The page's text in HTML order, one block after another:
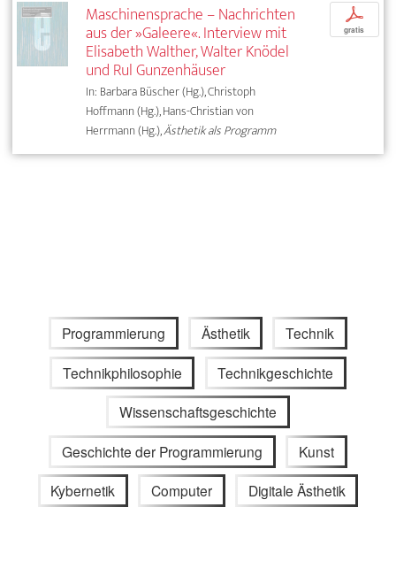
Maschinensprache – Nachrichten
aus der »Galeere«. Interview mit
Elisabeth Walther, Walter Knödel
und Rul Gunzenhäuser
In: Barbara Büscher (Hg.), Christoph
Hoffmann (Hg.), Hans-Christian von
Herrmann (Hg.),Ästhetik als Programm
p
gratis
Programmierung Ästhetik Technik
Technikphilosophie Technikgeschichte
Wissenschaftsgeschichte
Geschichte der Programmierung Kunst
Kybernetik Computer Digitale Ästhetik